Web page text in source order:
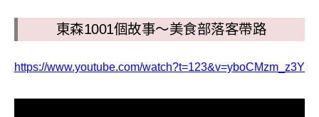
東森1001個故事～美食部落客帶路
https://www.youtube.com/watch?t=123&v=yboCMzm_z3Y